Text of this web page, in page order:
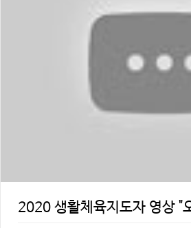
2020 생활체육지도자 영상 "